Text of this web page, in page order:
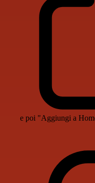
e poi "Aggiungi a